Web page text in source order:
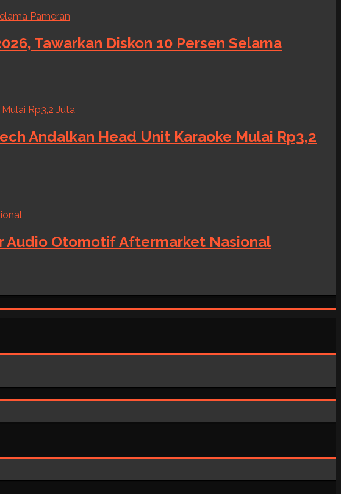
Tawarkan Diskon 10 Persen Selama
Andalkan Head Unit Karaoke Mulai Rp3,2
Audio Otomotif Aftermarket Nasional